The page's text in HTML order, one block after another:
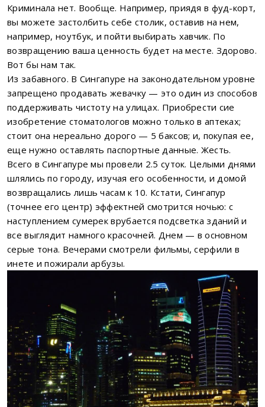
Криминала нет. Вообще. Например, приядя в фуд-корт,
вы можете застолбить себе столик, оставив на нем,
например, ноутбук, и пойти выбирать хавчик. По
возвращению ваша ценность будет на месте. Здорово.
Вот бы нам так.
Из забавного. В Сингапуре на законодательном уровне
запрещено продавать жевачку — это один из способов
поддерживать чистоту на улицах. Приобрести сие
изобретение стоматологов можно только в аптеках;
стоит она нереально дорого — 5 баксов; и, покупая ее,
еще нужно оставлять паспортные данные. Жесть.
Всего в Сингапуре мы провели 2.5 суток. Целыми днями
шлялись по городу, изучая его особенности, и домой
возвращались лишь часам к 10. Кстати, Сингапур
(точнее его центр) эффектней смотрится ночью: с
наступлением сумерек врубается подсветка зданий и
все выглядит намного красочней. Днем — в основном
серые тона. Вечерами смотрели фильмы, серфили в
инете и пожирали арбузы.